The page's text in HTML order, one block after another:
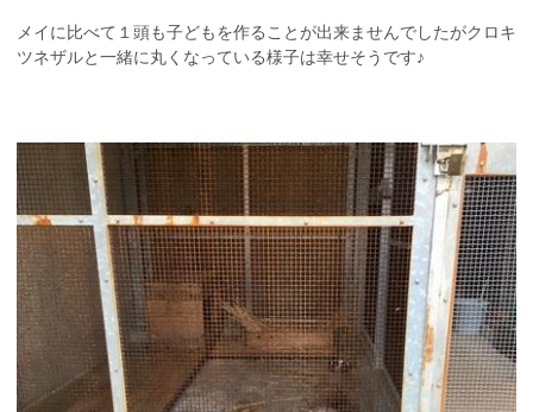
メイに比べて１頭も子どもを作ることが出来ませんでしたがクロキ
ツネザルと一緒に丸くなっている様子は幸せそうです♪